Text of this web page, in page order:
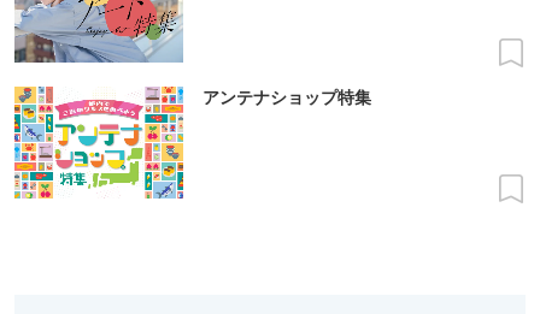
アンテナショップ特集